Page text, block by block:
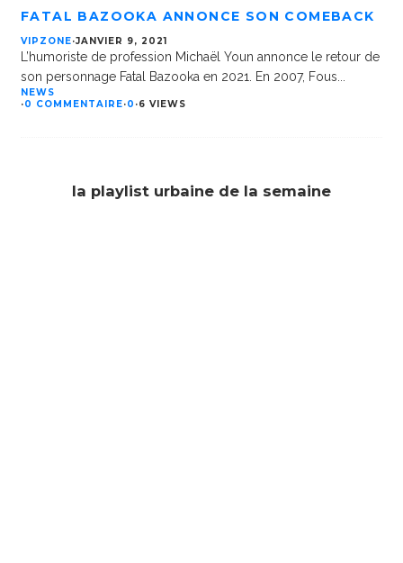
FATAL BAZOOKA ANNONCE SON COMEBACK
VIPZONE·JANVIER 9, 2021
L’humoriste de profession Michaël Youn annonce le retour de
son personnage Fatal Bazooka en 2021. En 2007, Fous
NEWS
·0 COMMENTAIRE·0 ·6 VIEWS
la playlist urbaine de la semaine